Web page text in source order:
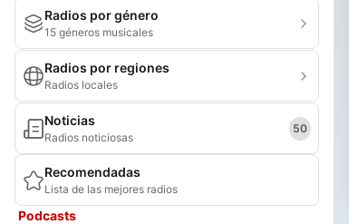
Radios por género
15 géneros musicales
Radios por regiones
Radios locales
Noticias
Radios noticiosas
50
Recomendadas
Lista de las mejores radios
Podcasts